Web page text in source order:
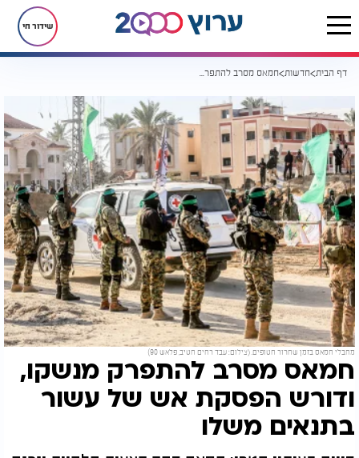
שידור חי
דף הבית חדשות חמאס מסרב להתפרק מנשקו, ודורש הפסקת אש של עשור בתנאים משלו
מחבלי חמאס בזמן שחרור חטופים. (צילום: עבד רחים חטיב, פלאש 90)
חמאס מסרב להתפרק מנשקו,
ודורש הפסקת אש של עשור
בתנאים משלו